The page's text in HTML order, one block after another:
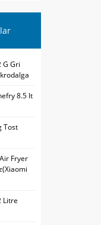
G Gri
8.5 lt
Tost
Fryer
Litre